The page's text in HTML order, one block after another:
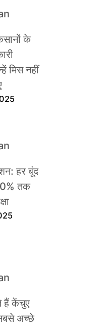
के
मिस नहीं
हर बूंद
तक
हैं केंचुए
अच्छे